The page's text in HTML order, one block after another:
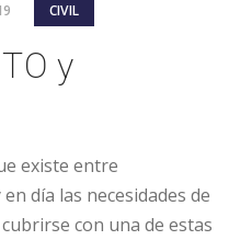
CIVIL
y
existe entre
día las necesidades de
con una de estas